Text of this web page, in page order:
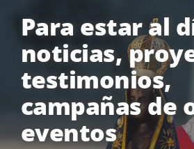
Para estar al
noticias,
testimonios,
campañas de
eventos